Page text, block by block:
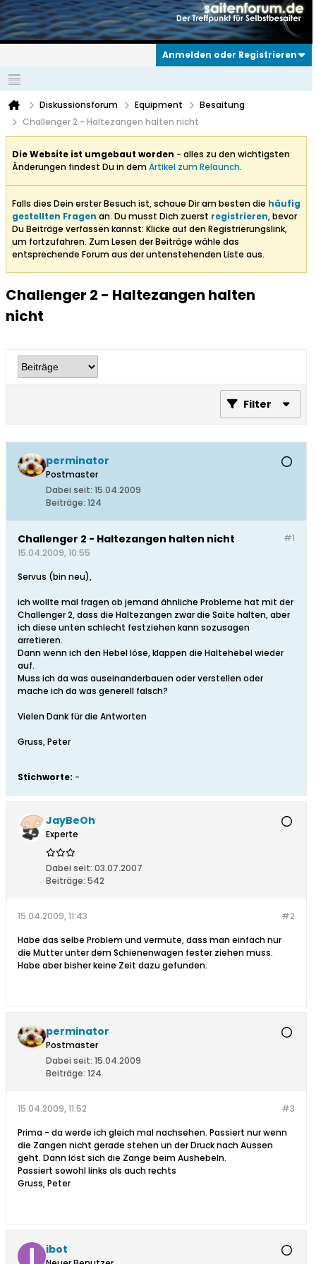
Anmelden oder Registrieren
Diskussionsforum Equipment
Besaitung
Challenger 2 - Haltezangen halten nicht
Die Website ist umgebaut worden - alles zu den wichtigsten
Änderungen findest Du in demArtikel zum Relaunch.
Falls dies Dein erster Besuch ist, schaue Dir am besten die häufig
gestellten Fragen an. Du musst Dich zuerst registrieren, bevor
Du Beiträge verfassen kannst: Klicke auf den Registrierungslink,
um fortzufahren. Zum Lesen der Beiträge wähle das
entsprechende Forum aus der untenstehenden Liste aus.
Challenger 2 - Haltezangen halten
nicht
Filter
perminator
Postmaster
Dabei seit: 15.04.2009
Beiträge: 124
#1
Challenger 2 - Haltezangen halten nicht
15.04.2009, 10:55
Servus (bin neu),
ich wollte mal fragen ob jemand ähnliche Probleme hat mit der
Challenger 2, dass die Haltezangen zwar die Saite halten, aber
ich diese unten schlecht festziehen kann sozusagen
arretieren.
Dann wenn ich den Hebel löse, klappen die Haltehebel wieder
auf.
Muss ich da was auseinanderbauen oder verstellen oder
mache ich da was generell falsch?
Vielen Dank für die Antworten
Gruss, Peter
Stichworte: -
JayBeOh
Experte
Dabei seit: 03.07.2007
Beiträge: 542
#2
15.04.2009, 11:43
Habe das selbe Problem und vermute, dass man einfach nur
die Mutter unter dem Schienenwagen fester ziehen muss.
Habe aber bisher keine Zeit dazu gefunden.
perminator
Postmaster
Dabei seit: 15.04.2009
Beiträge: 124
#3
15.04.2009, 11:52
Prima - da werde ich gleich mal nachsehen. Passiert nur wenn
die Zangen nicht gerade stehen un der Druck nach Aussen
geht. Dann löst sich die Zange beim Aushebeln.
Passiert sowohl links als auch rechts
Gruss, Peter
ibot